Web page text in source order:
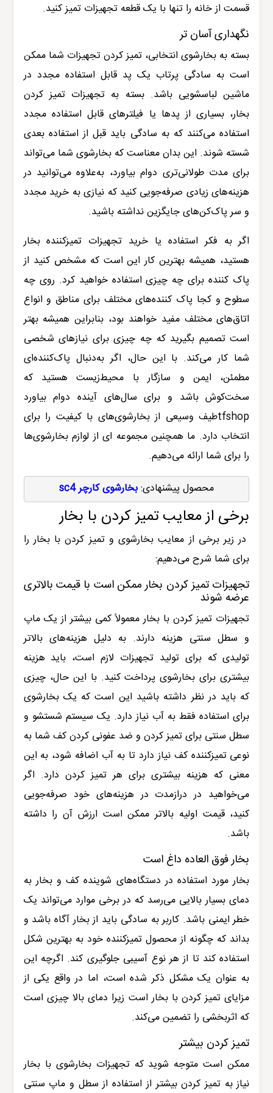
قسمت از خانه را تنها با یک قطعه تجهیزات تمیز کنید.
نگهداری آسان تر
بسته به بخارشوی انتخابی، تمیز کردن تجهیزات شما ممکن
است به سادگی پرتاب یک پد قابل استفاده مجدد در
ماشین لباسشویی باشد. بسته به تجهیزات تمیز کردن
بخار، بسیاری از پدها یا فیلترهای قابل استفاده مجدد
استفاده می‌کنند که به سادگی باید قبل از استفاده بعدی
شسته شوند. این بدان معناست که بخارشوی شما می‌تواند
برای مدت طولانی‌تری دوام بیاورد، به‌علاوه می‌توانید در
هزینه‌های زیادی صرفه‌جویی کنید که نیازی به خرید مجدد
و سر پاک‌کن‌های جایگزین نداشته باشید.
اگر به فکر استفاده یا خرید تجهیزات تمیزکننده بخار
هستید، همیشه بهترین کار این است که مشخص کنید از
پاک کننده برای چه چیزی استفاده خواهید کرد. روی چه
سطوح و کجا پاک کننده‌های مختلف برای مناطق و انواع
اتاق‌های مختلف مفید خواهند بود، بنابراین همیشه بهتر
است تصمیم بگیرید که چه چیزی برای نیازهای شخصی
شما کار می‌کند. با این حال، اگر به‌دنبال پاک‌کننده‌ای
مطمئن، ایمن و سازگار با محیط‌زیست هستید که
سخت‌کوش باشد و برای سال‌های آینده دوام بیاورد
tfshopطیف وسیعی از بخارشوی‌های با کیفیت را برای
انتخاب دارد. ما همچنین مجموعه ای از لوازم بخارشوی‌ها
را برای شما ارائه می‌دهیم.
محصول پیشنهادی:‌ بخارشوی کارچر sc4
برخی از معایب تمیز کردن با بخار
در زیر برخی از معایب بخارشوی و تمیز کردن با بخار را
برای شما شرح می‌دهیم:
تجهیزات تمیز کردن بخار ممکن است با قیمت بالاتری
عرضه شوند
تجهیزات تمیز کردن با بخار معمولاً کمی بیشتر از یک ماپ
و سطل سنتی هزینه دارند. به دلیل هزینه‌های بالاتر
تولیدی که برای تولید تجهیزات لازم است، باید هزینه
بیشتری برای بخارشوی پرداخت کنید. با این حال، چیزی
که باید در نظر داشته باشید این است که یک بخارشوی
برای استفاده فقط به آب نیاز دارد. یک سیستم شستشو و
سطل سنتی برای تمیز کردن و ضد عفونی کردن کف شما به
نوعی تمیزکننده کف نیاز دارد تا به آب اضافه شود، به این
معنی که هزینه بیشتری برای هر تمیز کردن دارد. اگر
می‌خواهید در درازمدت در هزینه‌های خود صرفه‌جویی
کنید، قیمت اولیه بالاتر ممکن است ارزش آن را داشته
باشد.
بخار فوق العاده داغ است
بخار مورد استفاده در دستگاه‌های شوینده کف و بخار به
دمای بسیار بالایی می‌رسد که در برخی موارد می‌تواند یک
خطر ایمنی باشد. کاربر به سادگی باید از بخار آگاه باشد و
بداند که چگونه از محصول تمیزکننده خود به بهترین شکل
استفاده کند تا از هر نوع آسیبی جلوگیری کند. اگرچه این
به عنوان یک مشکل ذکر شده است، اما در واقع یکی از
مزایای تمیز کردن با بخار است زیرا دمای بالا چیزی است
که اثربخشی را تضمین می‌کند.
تمیز کردن بیشتر
ممکن است متوجه شوید که تجهیزات بخارشوی با بخار
نیاز به تمیز کردن بیشتر از استفاده از سطل و ماپ سنتی